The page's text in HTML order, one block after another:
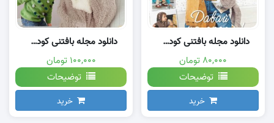
دانلود مجله بافتنی کودک Sbr 2018
۸۰,۰۰۰ تومان
توضیحات
خرید
دانلود مجله بافتنی کودک VVh Deti May 2018
۱۰۰,۰۰۰ تومان
توضیحات
خرید